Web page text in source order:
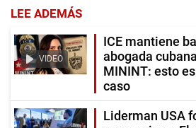
LEE ADEMÁS
VIDEO
ICE mantiene
abogada
MININT: esto
caso
Liderman USA